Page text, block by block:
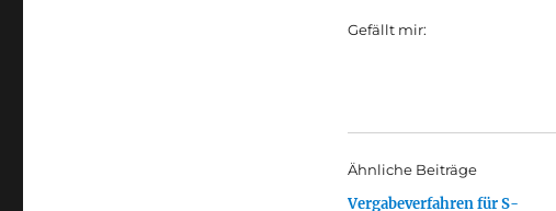
Gefällt mir:
Ähnliche Beiträge
Vergabeverfahren für S-